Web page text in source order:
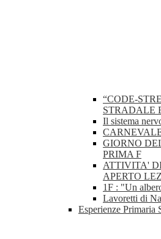
“CODE-
STRADALE
Il sistema
GIORNO
PRIMA F
ATTIVITA'
APERTO
1F : "Un
Lavoretti di
Esperienze Primaria